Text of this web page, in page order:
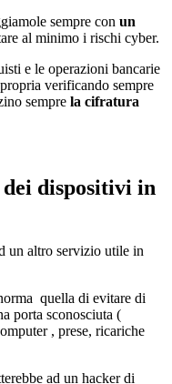
sempre con un
al minimo i rischi cyber.
e le operazioni bancarie
verificando sempre
sempre la cifratura
dispositivi in
un altro servizio utile in
quella di evitare di
porta sconosciuta (
, prese, ricariche
ad un hacker di